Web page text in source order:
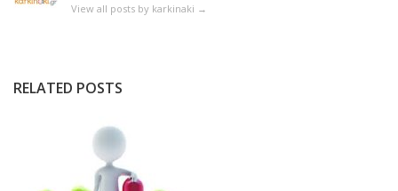
View all posts by karkinaki →
RELATED POSTS